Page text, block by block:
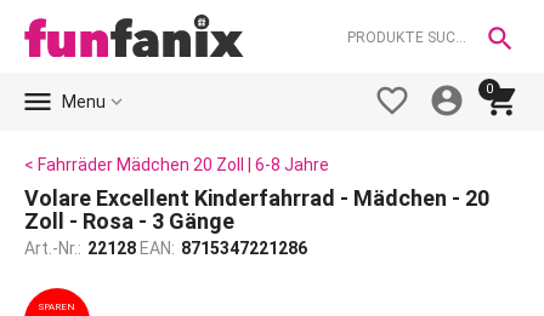

0



 Menu 
< Fahrräder Mädchen 20 Zoll | 6-8 Jahre
Volare Excellent Kinderfahrrad - Mädchen - 20
Zoll - Rosa - 3 Gänge
Art.-Nr.: 22128 EAN: 8715347221286
SPAREN